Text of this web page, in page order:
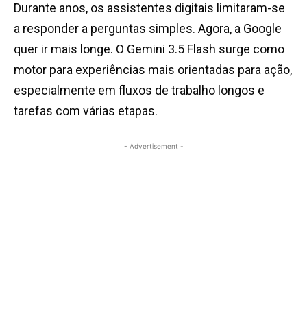
Durante anos, os assistentes digitais limitaram-se
a responder a perguntas simples. Agora, a Google
quer ir mais longe. O Gemini 3.5 Flash surge como
motor para experiências mais orientadas para ação,
especialmente em fluxos de trabalho longos e
tarefas com várias etapas.
- Advertisement -